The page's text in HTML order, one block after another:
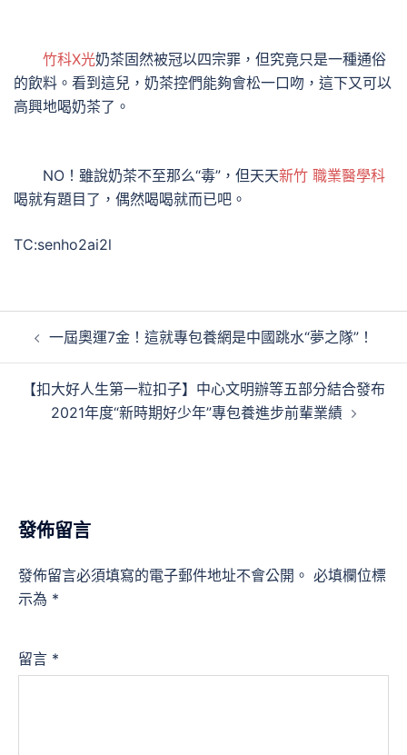
竹科X光奶茶固然被冠以四宗罪，但究竟只是一種通俗
的飲料。看到這兒，奶茶控們能夠會松一口吻，這下又可以
高興地喝奶茶了。
NO！雖說奶茶不至那么“毒”，但天天新竹 職業醫學科
喝就有題目了，偶然喝喝就而已吧。
TC:senho2ai2l
一屆奧運7金！這就專包養網是中國跳水“夢之隊”！
【扣大好人生第一粒扣子】中心文明辦等五部分結合發布
2021年度“新時期好少年”專包養進步前輩業績
發佈留言
發佈留言必須填寫的電子郵件地址不會公開。 必填欄位標
示為 *
留言 *